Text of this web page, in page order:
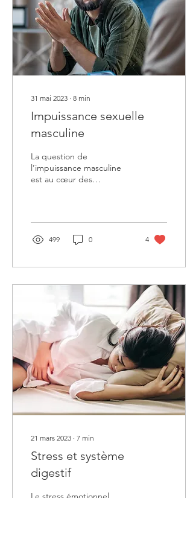
l’énergie d’un individu ? Il
existe plusieurs approches
possibles et parmi elles,
31 mai 2023 ∙ 8 min
Impuissance sexuelle
masculine
La question de
l’impuissance masculine
est au cœur des
Shiatsu.
499 0 4
21 mars 2023 ∙ 7 min
Stress et système
digestif
Le stress émotionnel